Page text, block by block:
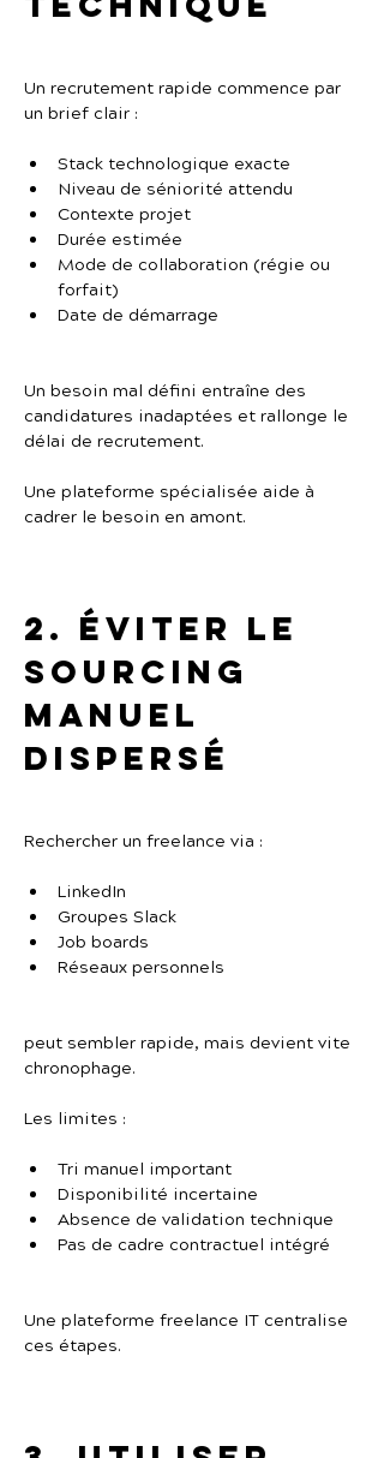
Un recrutement rapide commence par
un brief clair :
Stack technologique exacte
Niveau de séniorité attendu
Contexte projet
Durée estimée
Mode de collaboration (régie ou
forfait)
Date de démarrage
Un besoin mal défini entraîne des
candidatures inadaptées et rallonge le
délai de recrutement.
Une plateforme spécialisée aide à
cadrer le besoin en amont.
2. Éviter le
sourcing
manuel
dispersé
Rechercher un freelance via :
LinkedIn
Groupes Slack
Job boards
Réseaux personnels
peut sembler rapide, mais devient vite
chronophage.
Les limites :
Tri manuel important
Disponibilité incertaine
Absence de validation technique
Pas de cadre contractuel intégré
Une plateforme freelance IT centralise
ces étapes.